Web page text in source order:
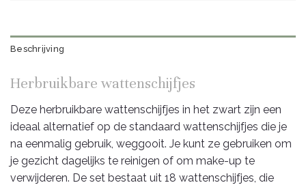
Beschrijving
Herbruikbare wattenschijfjes
Deze herbruikbare wattenschijfjes in het zwart zijn een
ideaal alternatief op de standaard wattenschijfjes die je
na eenmalig gebruik, weggooit. Je kunt ze gebruiken om
je gezicht dagelijks te reinigen of om make-up te
verwijderen. De set bestaat uit 18 wattenschijfjes, die